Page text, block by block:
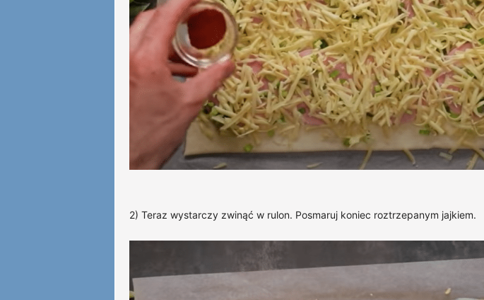
2) Teraz wystarczy zwinąć w rulon. Posmaruj koniec roztrzepanym jajkiem.